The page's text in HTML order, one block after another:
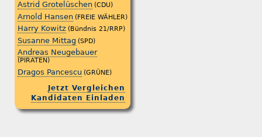
Astrid Grotelüschen (CDU)
Arnold Hansen (FREIE WÄHLER)
Harry Kowitz (Bündnis 21/RRP)
Susanne Mittag (SPD)
Andreas Neugebauer
(PIRATEN)
Dragos Pancescu (GRÜNE)
Jetzt Vergleichen
Kandidaten Einladen